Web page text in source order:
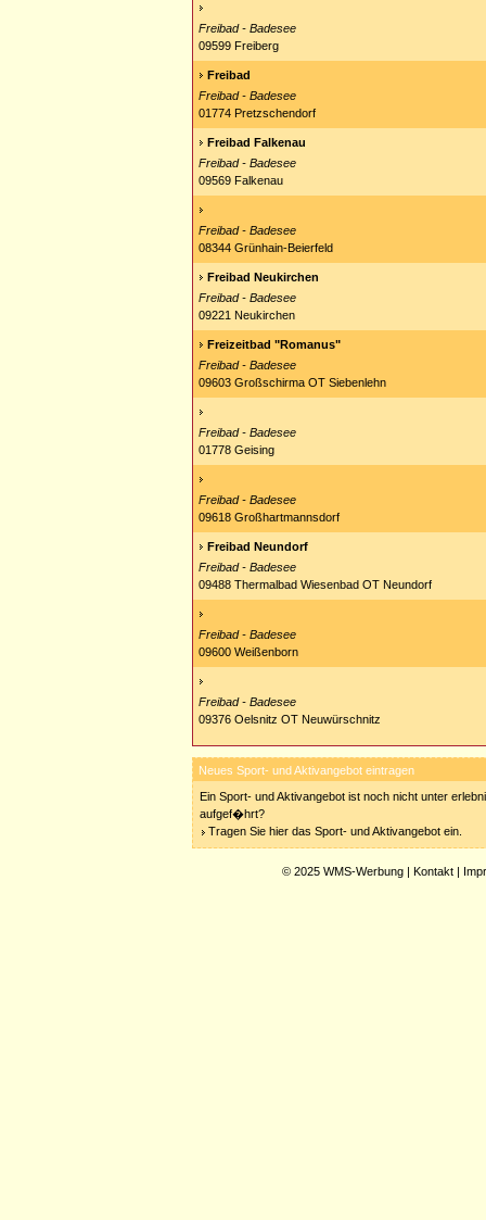
Freibad - Badesee
09599 Freiberg
Freibad
Freibad - Badesee
01774 Pretzschendorf
Freibad Falkenau
Freibad - Badesee
09569 Falkenau
Freibad - Badesee
08344 Grünhain-Beierfeld
Freibad Neukirchen
Freibad - Badesee
09221 Neukirchen
Freizeitbad "Romanus"
Freibad - Badesee
09603 Großschirma OT Siebenlehn
Freibad - Badesee
01778 Geising
Freibad - Badesee
09618 Großhartmannsdorf
Freibad Neundorf
Freibad - Badesee
09488 Thermalbad Wiesenbad OT Neundorf
Freibad - Badesee
09600 Weißenborn
Freibad - Badesee
09376 Oelsnitz OT Neuwürschnitz
Neues Sport- und Aktivangebot eintragen
Ein Sport- und Aktivangebot ist noch nicht unter
aufgef�hrt?
Tragen Sie hier das Sport- und Aktivangebot ein.
© 2025 WMS-Werbung | Kontakt |